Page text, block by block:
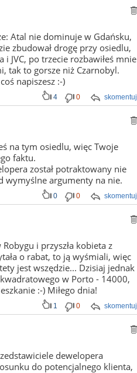
Atal nie dominuje w Gdańsku,
zbudował drogę przy osiedlu,
JVC, po trzecie rozbawiłeś mnie
tak to gorsze niż Czarnobyl.
napiszesz :-)
skomentuj
4 0
na tym osiedlu, więc Twoje
faktu.
został potraktowany nie
wymyślne argumenty na nie.
skomentuj
0 0
i przyszła kobieta z
o rabat, to ją wyśmiali, więc
jest wszędzie... Dzisiaj jednak
w Porto - 14000,
:-) Miłego dnia!
skomentuj
1 0
dewelopera
do potencjalnego klienta,